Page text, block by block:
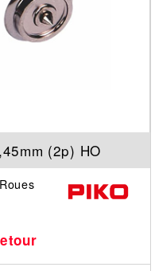
(2p) HO